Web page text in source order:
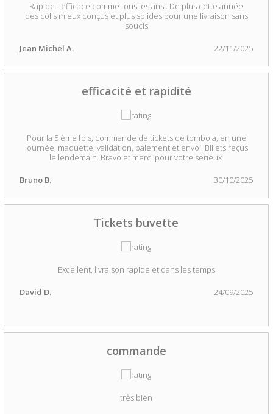
Rapide - efficace comme tous les ans . De plus cette année
des colis mieux conçus et plus solides pour une livraison sans
soucis
Jean Michel A. 22/11/2025
efficacité et rapidité
Pour la 5 ème fois, commande de tickets de tombola, en une
journée, maquette, validation, paiement et envoi. Billets reçus
le lendemain. Bravo et merci pour votre sérieux.
Bruno B. 30/10/2025
Tickets buvette
Excellent, livraison rapide et dans les temps
David D. 24/09/2025
commande
très bien